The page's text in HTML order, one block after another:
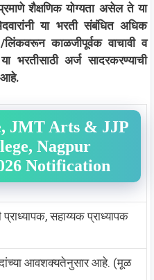
शैक्षणिक योग्यता असेल ते या
या भरती संबंधित अधिक
लिंकवरून काळजीपूर्वक वाचावी व
भरतीसाठी अर्ज सादरकरण्याची
आहे.
JMT Arts & JJP
Nagpur
Notification
प्राध्यापक, सहाय्यक प्राध्यापक
आवशक्यतेनुसार आहे. (मूळ